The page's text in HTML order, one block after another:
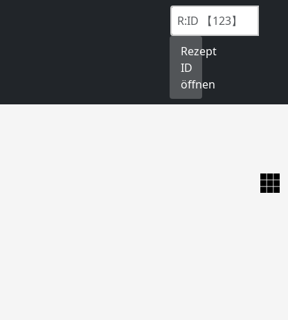
Rezept
ID
öffnen